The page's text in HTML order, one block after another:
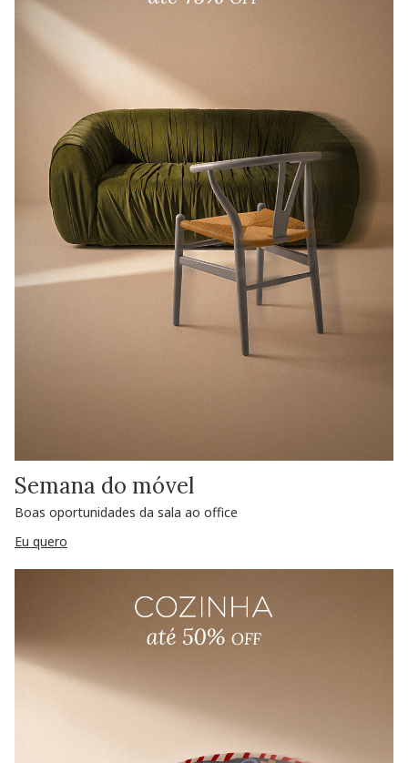
Semana do móvel
Boas oportunidades da sala ao office
Eu quero